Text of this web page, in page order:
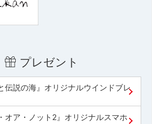
プレゼント
伝説の海』オリジナルウインドブレ
オア・ノット2』オリジナルスマホ